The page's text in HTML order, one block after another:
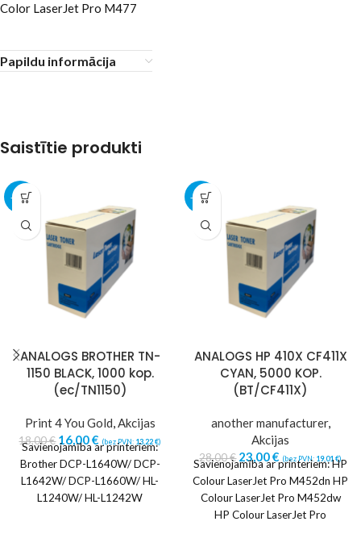
Color LaserJet Pro M477
Papildu informācija
Saistītie produkti
-11%
ANALOGS BROTHER TN-
1150 BLACK, 1000 kop.
(ec/TN1150)
Print 4 You Gold,Akcijas
18,00€ 16,00€ (bez PVN: 13,22€)
Savienojamība ar printeriem:
Brother DCP-L1640W/ DCP-
L1642W/ DCP-L1660W/ HL-
L1240W/ HL-L1242W
-18%
ANALOGS HP 410X CF411X
CYAN, 5000 KOP.
(BT/CF411X)
another manufacturer,
Akcijas
28,00€ 23,00€ (bez PVN: 19,01€)
Savienojamība ar printeriem: HP
Colour LaserJet Pro M452dn HP
Colour LaserJet Pro M452dw
HP Colour LaserJet Pro